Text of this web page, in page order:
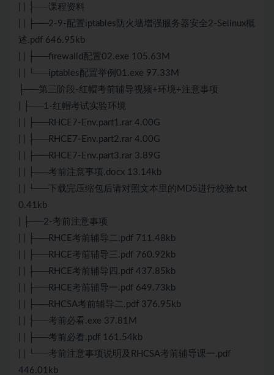
| | ├──课程资料
| | ├──2-9-配置iptables防火墙增强服务器安全2-Selinux概
述.pdf 646.95kb
| | ├──firewalld配置02.exe 105.63M
| | └──iptables配置举例01.exe 97.33M
├──第三阶段-红帽考前辅导视频+环境+注意事项
| ├──1-红帽考试实验环境
| | ├──RHCE7-Env.part1.rar 4.00G
| | ├──RHCE7-Env.part2.rar 4.00G
| | ├──RHCE7-Env.part3.rar 3.89G
| | ├──考前注意事项.docx 13.14kb
| | └──下载完压缩包后请对照文本里的MD5进行校验.txt
0.41kb
| ├──2-考前注意事项
| | ├──RHCE考前辅导二.pdf 711.48kb
| | ├──RHCE考前辅导三.pdf 760.92kb
| | ├──RHCE考前辅导四.pdf 437.85kb
| | ├──RHCE考前辅导一.pdf 649.73kb
| | ├──RHCSA考前辅导二.pdf 376.95kb
| | ├──考前必看.exe 37.81M
| | ├──考前必看.pdf 161.54kb
| | └──考前注意事项说明及RHCSA考前辅导课一.pdf
446.01kb